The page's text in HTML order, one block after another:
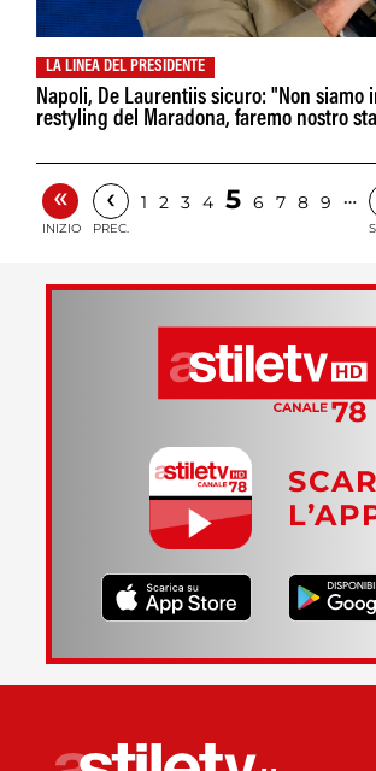
LA LINEA DEL PRESIDENTE
Napoli, De Laurentiis sicuro: "Non siamo
restyling del Maradona, faremo nostro
«
INIZIO
‹
PREC.
1 2 3 4 5 6 7 8 9 …